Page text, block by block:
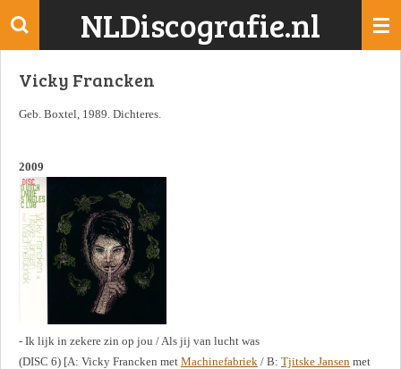
Ga
de
NLDiscografie.nl
Vicky Francken
Geb. Boxtel, 1989. Dichteres.
2009
- Ik lijk in zekere zin op jou / Als jij van lucht was
(DISC 6) [A: Vicky Francken met Machinefabriek / B: Tjitske Jansen met